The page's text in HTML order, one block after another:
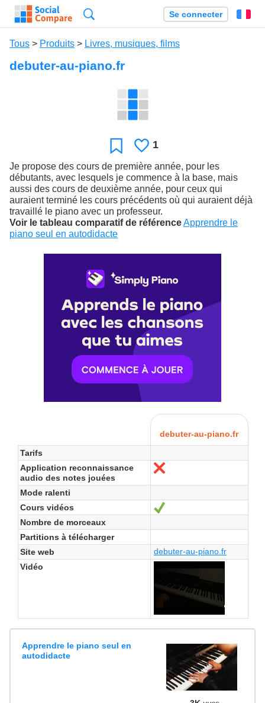
Se connecter
Tous > Produits > Livres, musiques, films
debuter-au-piano.fr
Favori J'aime
1
Je propose des cours de première année, pour les
débutants, avec lesquels je commence à la base, mais
aussi des cours de deuxième année, pour ceux qui
auraient terminé les cours précédents où qui auraient déjà
travaillé le piano avec un professeur.
Voir le tableau comparatif de référenceApprendre le
piano seul en autodidacte
debuter-au-piano.fr
Tarifs
Application reconnaissance
audio des notes jouées
Mode ralenti
Cours vidéos
Nombre de morceaux
Partitions à télécharger
Site web
debuter-au-piano.fr
Vidéo
Apprendre le piano seul en
autodidacte